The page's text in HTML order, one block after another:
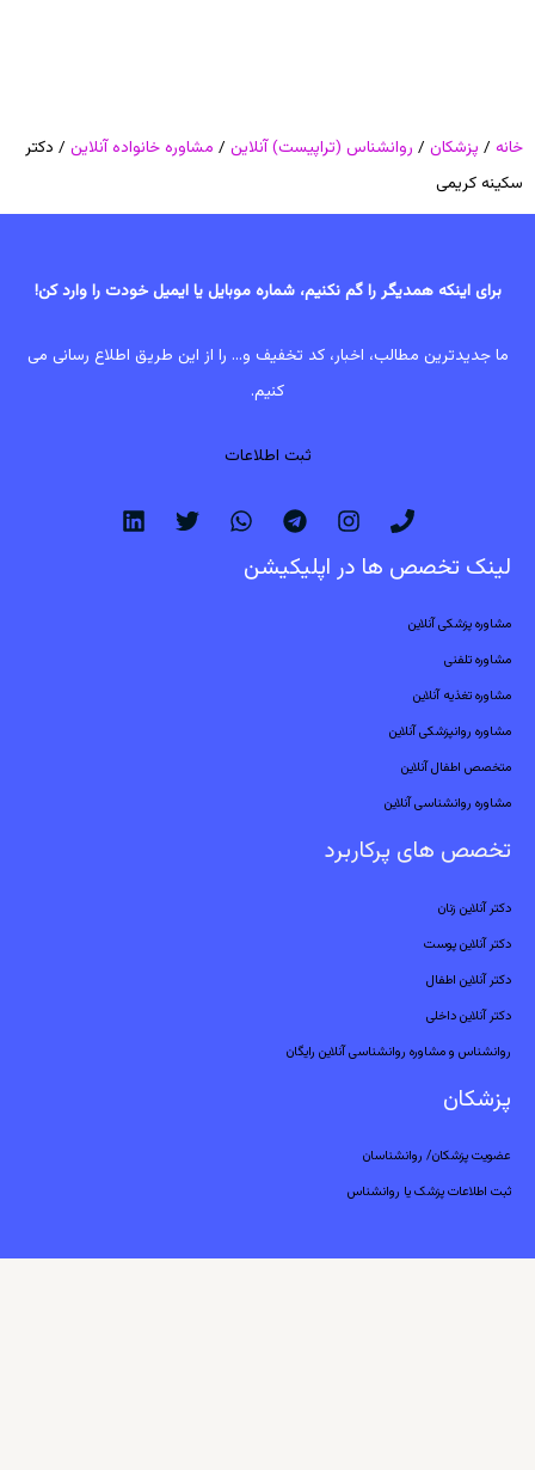
خانه / پزشکان / روانشناس (تراپیست) آنلاین / مشاوره خانواده آنلاین / دکتر
سکینه کریمی
برای اینکه همدیگر را گم نکنیم، شماره موبایل یا ایمیل خودت را وارد کن!
ما جدیدترین مطالب، اخبار، کد تخفیف و... را از این طریق اطلاع رسانی می
کنیم.
ثبت اطلاعات
لینک تخصص ها در اپلیکیشن
مشاوره پزشکی آنلاین
مشاوره تلفنی
مشاوره تغذیه آنلاین
مشاوره روانپزشکی آنلاین
متخصص اطفال آنلاین
مشاوره روانشناسی آنلاین
تخصص های پرکاربرد
دکتر آنلاین زنان
دکتر آنلاین پوست
دکتر آنلاین اطفال
دکتر آنلاین داخلی
روانشناس و مشاوره روانشناسی آنلاین رایگان
پزشکان
عضویت پزشکان/ روانشناسان
ثبت اطلاعات پزشک یا روانشناس